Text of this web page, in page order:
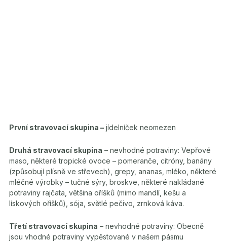
První stravovací skupina – jídelníček neomezen
Druhá stravovací skupina – nevhodné potraviny: Vepřové
maso, některé tropické ovoce – pomeranče, citróny, banány
(způsobují plísně ve střevech), grepy, ananas, mléko, některé
mléčné výrobky – tučné sýry, broskve, některé nakládané
potraviny rajčata, většina oříšků (mimo mandlí, kešu a
lískových oříšků), sója, světlé pečivo, zrnková káva.
Třetí stravovací skupina – nevhodné potraviny: Obecně
jsou vhodné potraviny vypěstované v našem pásmu